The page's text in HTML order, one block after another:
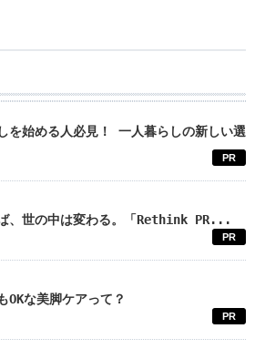
を始める人必見！ 一人暮らしの新しい選
PR
、世の中は変わる。「Rethink PR...
PR
OKな美脚ケアって？
PR